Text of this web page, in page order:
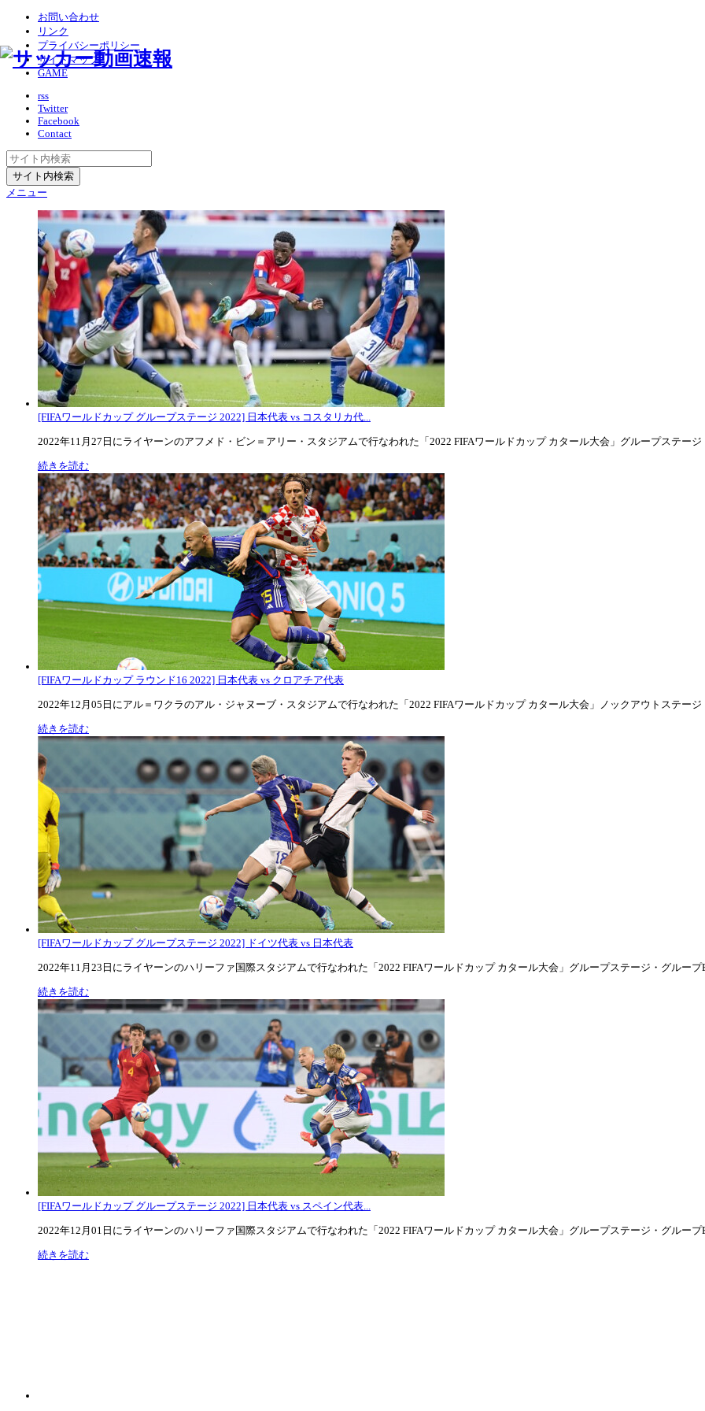
お問い合わせ
リンク
プライバシーポリシー
サイトマップ
GAME
rss
Twitter
Facebook
Contact
メニュー
[FIFAワールドカップ グループステージ 2022] 日本代表 vs コスタリカ代...
2022年11月27日にライヤーンのアフメド・ビン＝アリー・スタジアムで行なわれた「2022 FIFAワールドカップ カタール大会」グループステージ
続きを読む
[FIFAワールドカップ ラウンド16 2022] 日本代表 vs クロアチア代表
2022年12月05日にアル＝ワクラのアル・ジャヌーブ・スタジアムで行なわれた「2022 FIFAワールドカップ カタール大会」ノックアウトステージ
続きを読む
[FIFAワールドカップ グループステージ 2022] ドイツ代表 vs 日本代表
2022年11月23日にライヤーンのハリーファ国際スタジアムで行なわれた「2022 FIFAワールドカップ カタール大会」グループステージ・グループ
続きを読む
[FIFAワールドカップ グループステージ 2022] 日本代表 vs スペイン代表...
2022年12月01日にライヤーンのハリーファ国際スタジアムで行なわれた「2022 FIFAワールドカップ カタール大会」グループステージ・グループ
続きを読む